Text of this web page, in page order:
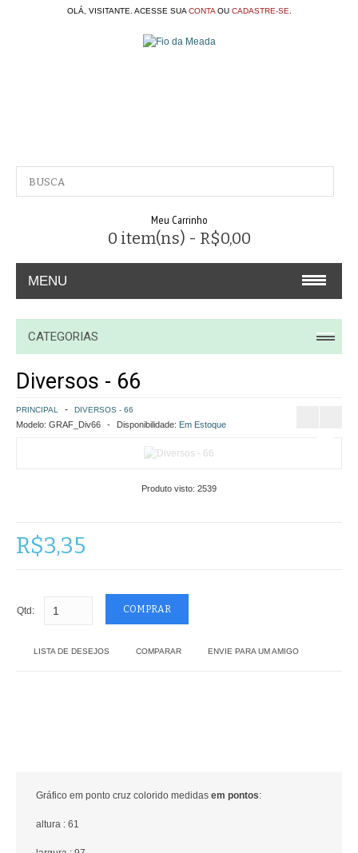
OLÁ, VISITANTE. ACESSE SUA CONTAOU CADASTRE-SE
Meu Carrinho
0 item(ns) - R$0,00
MENU
A EMPRESA
CONTATO
COMO COMPRAR
POLÍTICA DE FRETE GRÁTIS
CONTATO
CATEGORIAS
Diversos - 66
PRINCIPAL DIVERSOS - 66
Modelo: GRAF_Div66 Disponibilidade: Em Estoque
Produto visto: 2539
R$3,35
Qtd:
LISTA DE DESEJOS COMPARAR ENVIE PARA UM AMIGO
Gráfico em ponto cruz colorido medidas em pontos:
altura : 61